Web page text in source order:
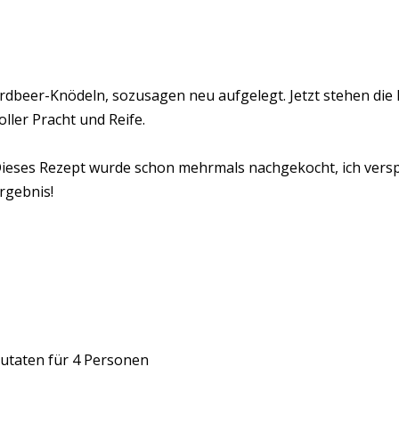
Knödeln, sozusagen neu aufgelegt. Jetzt stehen
Pracht und Reife.
Rezept wurde schon mehrmals nachgekocht, ich
für 4 Personen